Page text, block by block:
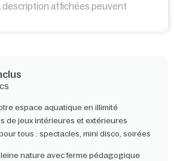
description affichées peuvent
espace aquatique en illimité
de jeux intérieures et extérieures
tous : spectacles, mini disco, soirées
nature avec ferme pédagogique